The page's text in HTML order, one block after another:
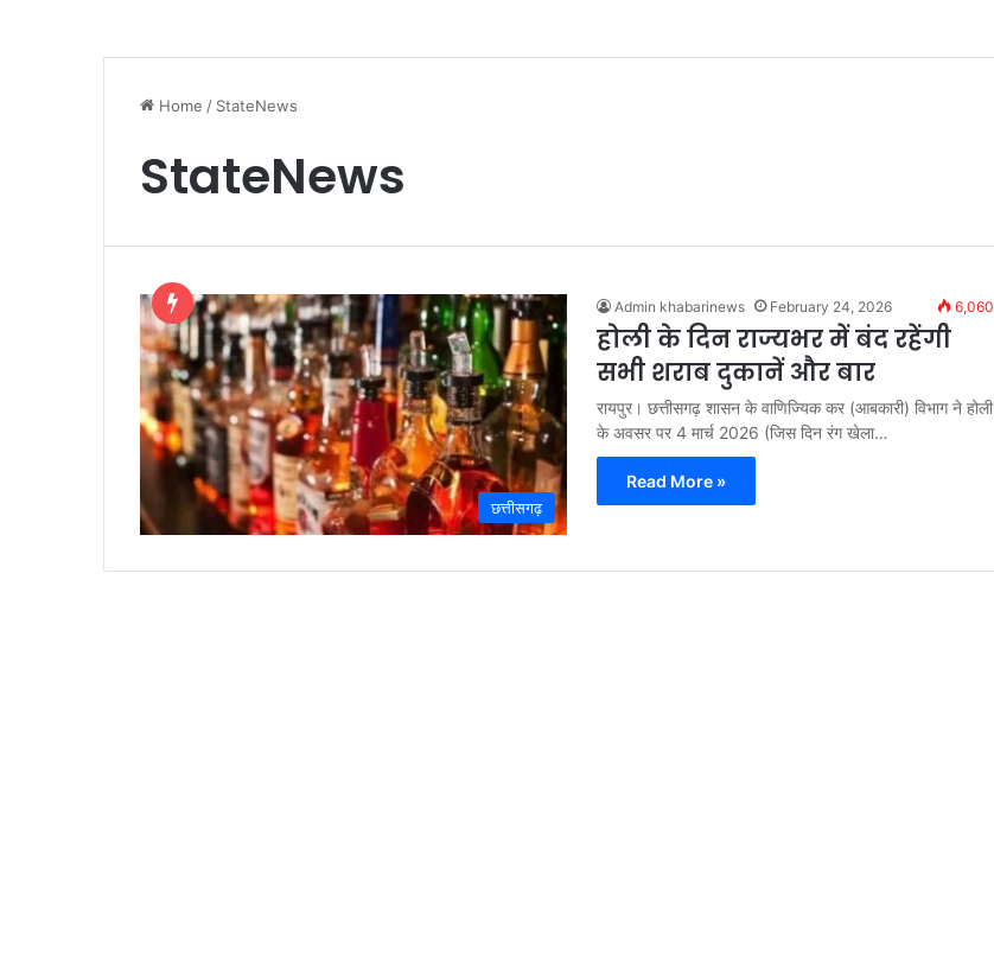
Home / StateNews
StateNews
छत्तीसगढ़
Admin khabarinews February 24, 2026 6,060
होली के दिन राज्यभर में बंद रहेंगी
सभी शराब दुकानें और बार
रायपुर। छत्तीसगढ़ शासन के वाणिज्यिक कर (आबकारी) विभाग ने होली
के अवसर पर 4 मार्च 2026 (जिस दिन रंग खेला…
Read More »